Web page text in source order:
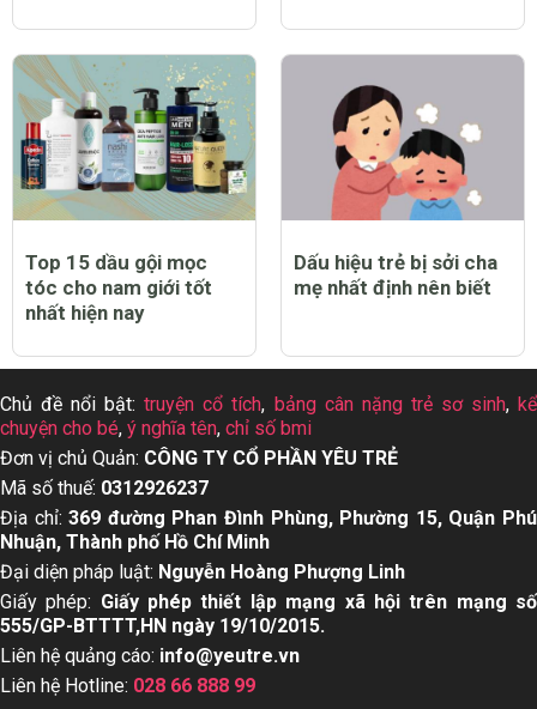
Top 15 dầu gội mọc
tóc cho nam giới tốt
nhất hiện nay
Dấu hiệu trẻ bị sởi cha
mẹ nhất định nên biết
Chủ đề nổi bật:truyện cổ tích, bảng cân nặng trẻ sơ sinh,kể
chuyện cho bé, ý nghĩa tên, chỉ số bmi
Đơn vị chủ Quản: CÔNG TY CỔ PHẦN YÊU TRẺ
Mã số thuế: 0312926237
Địa chỉ:369 đường Phan Đình Phùng, Phường 15, Quận Phú
Nhuận, Thành phố Hồ Chí Minh
Đại diện pháp luật: Nguyễn Hoàng Phượng Linh
Giấy phép: Giấy phép thiết lập mạng xã hội trên mạng số
555/GP-BTTTT,HN ngày 19/10/2015.
Liên hệ quảng cáo: info@yeutre.vn
Liên hệ Hotline: 028 66 888 99